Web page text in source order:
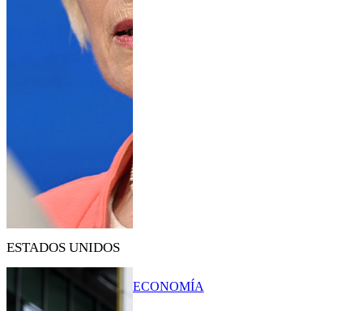
ESTADOS UNIDOS
ECONOMÍA